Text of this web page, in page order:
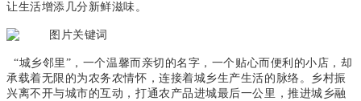
让生活增添几分新鲜滋味。
“城乡邻里”，一个温馨而亲切的名字，一个贴心而便利的小店，却
承载着无限的为农务农情怀，连接着城乡生产生活的脉络。乡村振
兴离不开与城市的互动，打通农产品进城最后一公里，推进城乡融